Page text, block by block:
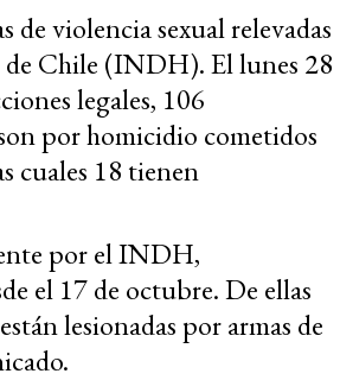
de violencia sexual relevadas
Chile (INDH). El lunes 28
legales, 106
por homicidio cometidos
cuales 18 tienen
por el INDH,
el 17 de octubre. De ellas
lesionadas por armas de